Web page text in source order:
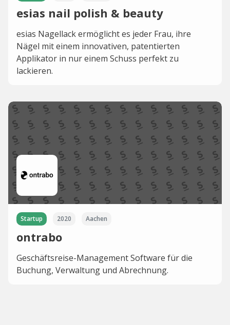
esias nail polish & beauty
esias Nagellack ermöglicht es jeder Frau, ihre
Nägel mit einem innovativen, patentierten
Applikator in nur einem Schuss perfekt zu
lackieren.
Startup 2020 Aachen
ontrabo
Geschäftsreise-Management Software für die
Buchung, Verwaltung und Abrechnung.